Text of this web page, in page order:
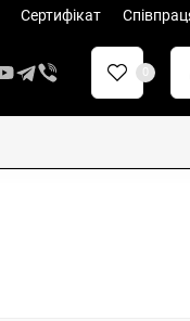
Сертифікат
0